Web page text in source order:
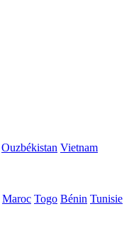
Ouzbékistan Vietnam
Maroc Togo Bénin Tunisie